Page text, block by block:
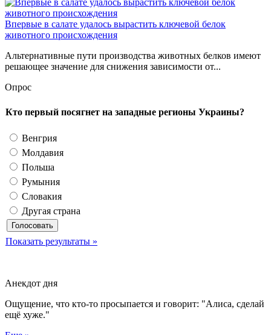
Впервые в салате удалось вырастить ключевой белок
животного происхождения
Альтернативные пути производства животных белков имеют
решающее значение для снижения зависимости от...
Опрос
Кто первый посягнет на западные регионы Украины?
Венгрия
Молдавия
Польша
Румыния
Словакия
Другая страна
Показать результаты »
Анекдот дня
Ощущение, что кто-то просыпается и говорит: "Алиса, сделай
ещё хуже."